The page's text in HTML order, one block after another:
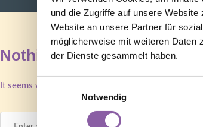
und die Zugriffe auf unsere
Website an unsere Partner für
möglicherweise mit weiteren Daten
der Dienste gesammelt haben.
Einwilligungsauswahl
Notwendig
Nothing Found
It seems we can’t find what you’re looking for.